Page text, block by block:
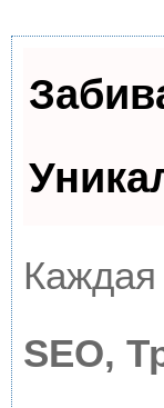
Каждая
SEO,